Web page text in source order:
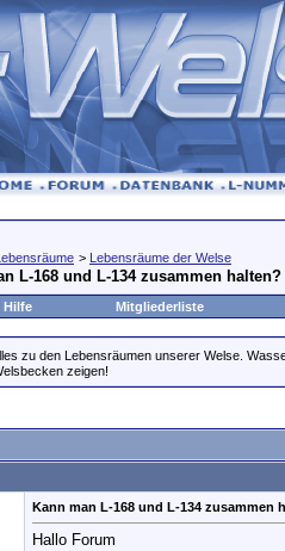
> Lebensräume der Welse
L-168 und L-134 zusammen halten?
Hilfe Mitgliederliste
zu den Lebensräumen unserer Welse.
zeigen!
Kann man L-168 und L-134 zusammen
Hallo Forum